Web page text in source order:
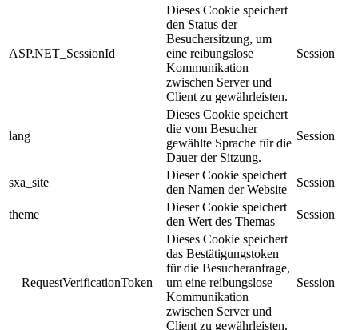
ASP.NET_SessionId
Dieses Cookie speichert
den Status der
Besuchersitzung, um
eine reibungslose
Kommunikation
zwischen Server und
Client zu gewährleisten.
Session
lang
Dieses Cookie speichert
die vom Besucher
gewählte Sprache für die
Dauer der Sitzung.
Session
sxa_site
Dieser Cookie speichert
den Namen der Website
Session
theme
Dieser Cookie speichert
den Wert des Themas
Session
__RequestVerificationToken
Dieses Cookie speichert
das Bestätigungstoken
für die Besucheranfrage,
um eine reibungslose
Kommunikation
zwischen Server und
Client zu gewährleisten.
Session